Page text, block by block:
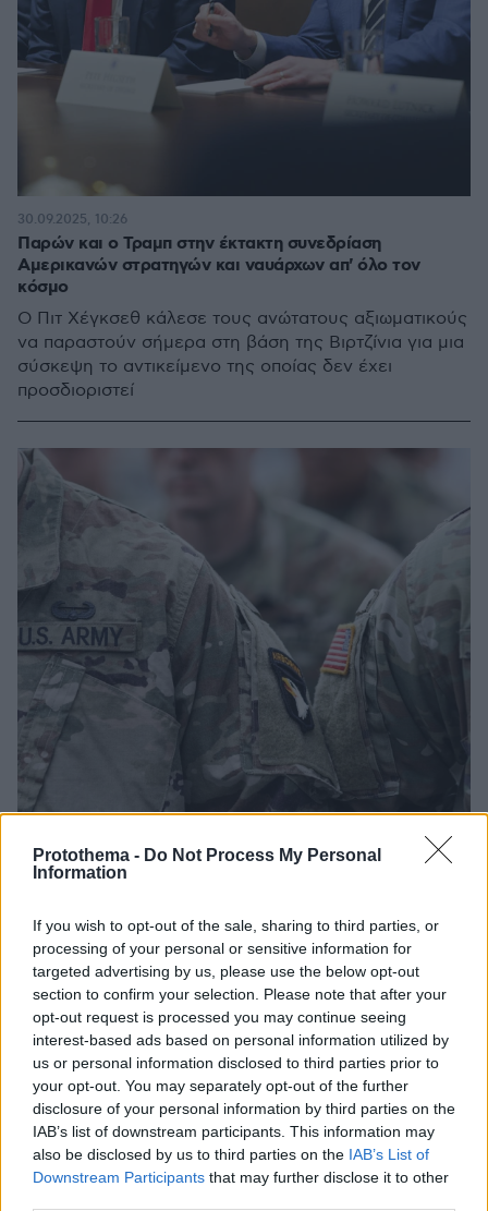
Protothema - Do Not Process My Personal
Information
If you wish to opt-out of the sale, sharing to third parties, or
processing of your personal or sensitive information for
targeted advertising by us, please use the below opt-out
section to confirm your selection. Please note that after your
opt-out request is processed you may continue seeing
interest-based ads based on personal information utilized by
us or personal information disclosed to third parties prior to
your opt-out. You may separately opt-out of the further
disclosure of your personal information by third parties on the
IAB’s list of downstream participants. This information may
also be disclosed by us to third parties on the IAB’s List of
Downstream Participants that may further disclose it to other
Παρών και ο Τραμπ στην έκτακτη συνεδρίαση
Αμερικανών στρατηγών και ναυάρχων απ' όλο τον
κόσμο
Ο Πιτ Χέγκσεθ κάλεσε τους ανώτατους αξιωματικούς
να παραστούν σήμερα στη βάση της Βιρτζίνια για μια
σύσκεψη το αντικείμενο της οποίας δεν έχει
προσδιοριστεί
30.09.2025, 10:26
Το υπουργείο Πολέμου των ΗΠΑ κάλεσε εκατοντάδες
ανώτατους αξιωματικούς να συγκεντρωθούν
εσπευσμένα σε βάση στη Βιρτζίνια
Η εξαιρετικά ασυνήθιστη εντολή του Πιτ Χέγκσεθ,
που έχει περικόψει κατά περίπου 20% τους
ανώτατους αξιωματικούς, εστάλη σε σχεδόν όλους
τους ανώτατους διοικητές παγκοσμίως
25.09.2025, 18:22 17